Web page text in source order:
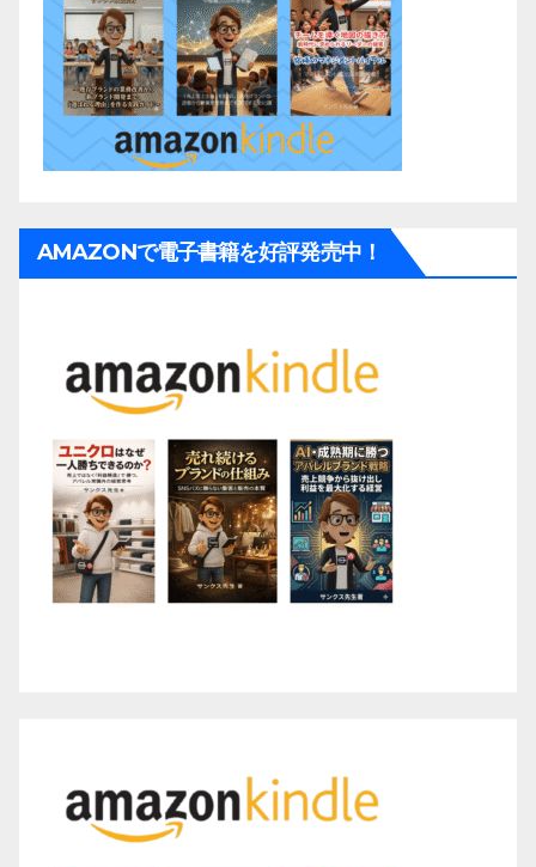
AMAZONで電子書籍を好評発売中！